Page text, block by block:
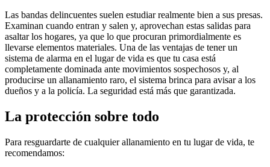
Las bandas delincuentes suelen estudiar realmente bien a sus presas.
Examinan cuando entran y salen y, aprovechan estas salidas para
asaltar los hogares, ya que lo que procuran primordialmente es
llevarse elementos materiales. Una de las ventajas de tener un
sistema de alarma en el lugar de vida es que tu casa está
completamente dominada ante movimientos sospechosos y, al
producirse un allanamiento raro, el sistema brinca para avisar a los
dueños y a la policía. La seguridad está más que garantizada.
La protección sobre todo
Para resguardarte de cualquier allanamiento en tu lugar de vida, te
recomendamos: